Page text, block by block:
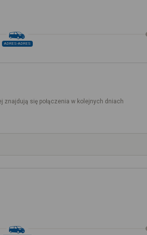
ADRES-ADRES
znajdują się połączenia w kolejnych dniach